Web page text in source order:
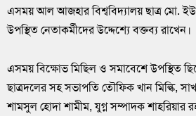
এসময় আল আজহার বিশ্ববিদ্যালয় ছাত্র মো.
উপস্থিত নেতাকর্মীদের উদ্দেশ্যে বক্তব্য রাখেন।
এসময় বিক্ষোভ মিছিল ও সমাবেশে উপস্থিত
ছাত্রদলের সহ সভাপতি তৌফিক খান মিল্কি,
শামসুল হোদা শামীম, যুগ্ন সম্পাদক শাহরিয়ার